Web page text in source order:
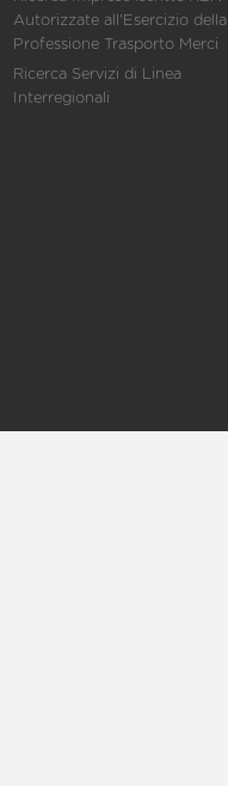
Autorizzate all'Esercizio della
Professione Trasporto Merci
Ricerca Servizi di Linea
Interregionali